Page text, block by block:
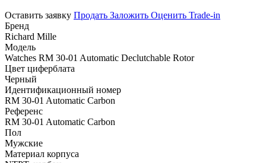
Оставить заявку Продать Заложить Оценить Trade-in
Бренд
Richard Mille
Модель
Watches RM 30-01 Automatic Declutchable Rotor
Цвет циферблата
Черный
Идентификационный номер
RM 30-01 Automatic Carbon
Референс
RM 30-01 Automatic Carbon
Пол
Мужские
Материал корпуса